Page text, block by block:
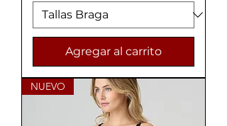
Agregar al carrito
NUEVO